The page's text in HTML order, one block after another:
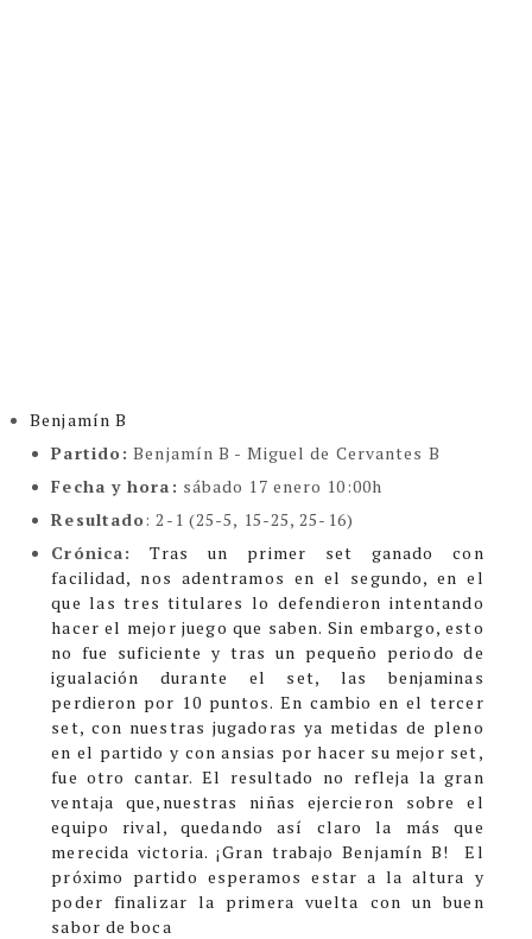
Benjamín B
Partido: Benjamín B - Miguel de Cervantes B
Fecha y hora: sábado 17 enero 10:00h
Resultado: 2-1 (25-5, 15-25, 25-16)
Crónica:
Tras un primer set ganado con
facilidad, nos adentramos en el segundo, en el
que las tres titulares lo defendieron intentando
hacer el mejor juego que saben. Sin embargo, esto
no fue suficiente y tras un pequeño periodo de
igualación durante el set, las benjaminas
perdieron por 10 puntos.En cambio en el tercer
set, con nuestras jugadoras ya metidas de pleno
en el partido y con ansias por hacer su mejor set,
fue otro cantar. El resultado no refleja la gran
ventaja que,nuestras niñas ejercieron sobre el
equipo rival, quedando así claro la más que
merecida victoria. ¡Gran trabajo Benjamín B!El
próximo partido esperamos estar a la altura y
poder finalizar la primera vuelta con un buen
sabor de boca